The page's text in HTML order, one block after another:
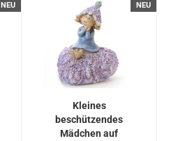
NEU NEU
Kleines
beschützendes
Mädchen auf